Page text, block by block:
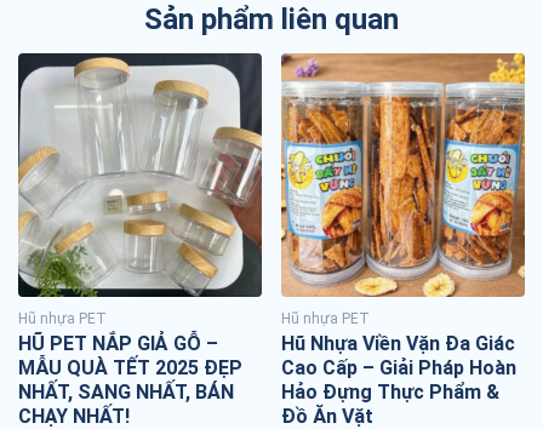
Sản phẩm liên quan
Hũ nhựa PET
HŨ PET NẮP GIẢ GỖ –
MẪU QUÀ TẾT 2025 ĐẸP
NHẤT, SANG NHẤT, BÁN
CHẠY NHẤT!
Hũ nhựa PET
Hũ Nhựa Viền Vặn Đa Giác
Cao Cấp – Giải Pháp Hoàn
Hảo Đựng Thực Phẩm &
Đồ Ăn Vặt